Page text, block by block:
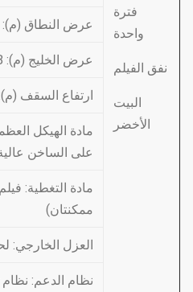
فترة
واحدة
نفق الفيلم
البيت
الأخضر
عرض النطاق (م): 6.0 ~ 15.0 14.0 ~ 22.0
عرض الخليج (م): 0.8 ~ 1.2
ارتفاع السقف (م): 3.0 ~
مادة الهيكل
على الساخن
ممكنتان)
العزل الخارجي:
نظام الدعم: نظام